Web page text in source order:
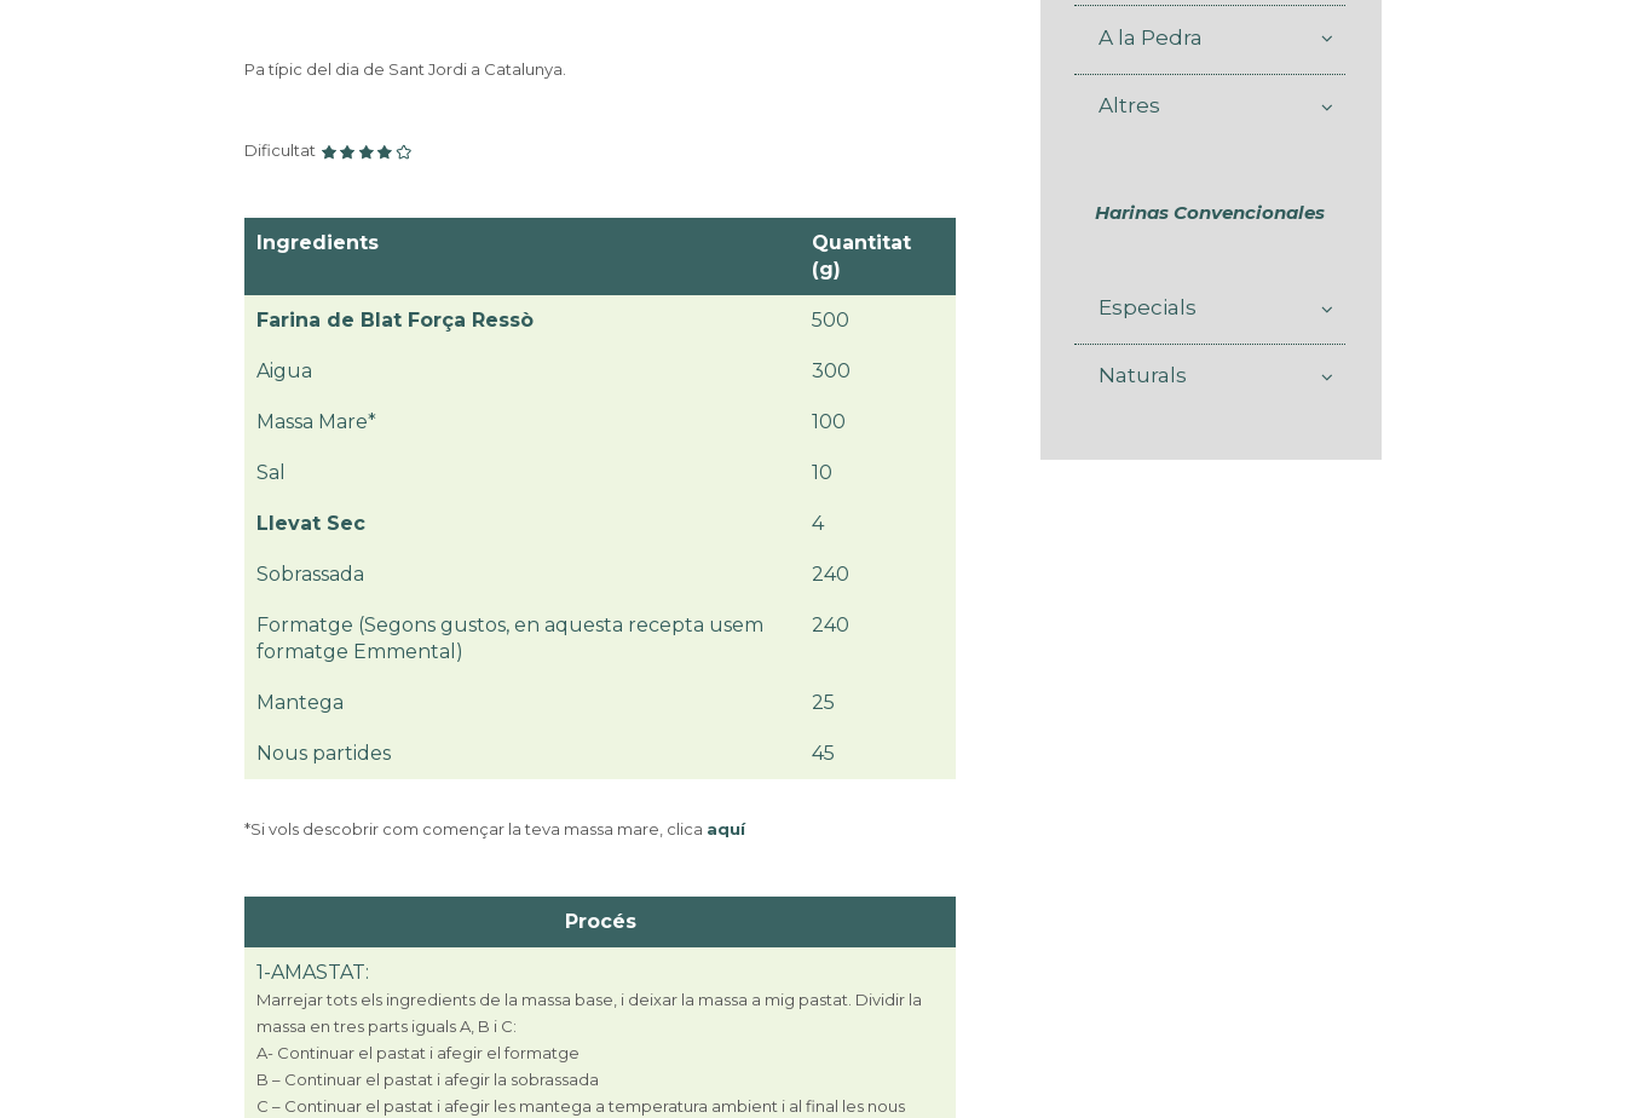
Pa típic del dia de Sant Jordi a Catalunya.
Dificultat
Ingredients
Quantitat
(g)
Farina de Blat Força Ressò 500
Aigua 300
Massa Mare* 100
Sal 10
Llevat Sec 4
Sobrassada 240
Formatge (Segons gustos, en aquesta recepta usem
formatge Emmental)
240
Mantega 25
Nous partides 45
*Si vols descobrir com començar la teva massa mare, clica aquí
Procés
1-AMASTAT:
Marrejar tots els ingredients de la massa base, i deixar la massa a mig pastat. Dividir la
massa en tres parts iguals A, B i C:
A- Continuar el pastat i afegir el formatge
B – Continuar el pastat i afegir la sobrassada
C – Continuar el pastat i afegir les mantega a temperatura ambient i al final les nous
A la Pedra
Altres
Harinas Convencionales
Especials
Naturals